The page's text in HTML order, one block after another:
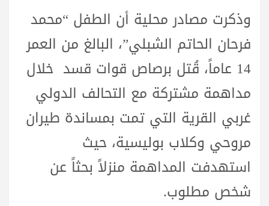
وذكرت مصادر محلية أن الطفل “محمد
فرحان الحاتم الشبلي”، البالغ من العمر
14 عاماً، قُتل برصاص قوات قسد خلال
مداهمة مشتركة مع التحالف الدولي
غربي القرية التي تمت بمساندة طيران
مروحي وكلاب بوليسية، حيث
استهدفت المداهمة منزلاً بحثاً عن
شخص مطلوب.